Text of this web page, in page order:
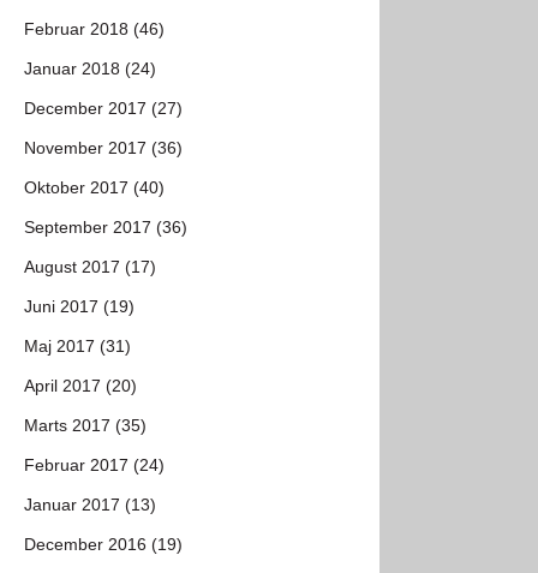
Februar 2018 (46)
Januar 2018 (24)
December 2017 (27)
November 2017 (36)
Oktober 2017 (40)
September 2017 (36)
August 2017 (17)
Juni 2017 (19)
Maj 2017 (31)
April 2017 (20)
Marts 2017 (35)
Februar 2017 (24)
Januar 2017 (13)
December 2016 (19)